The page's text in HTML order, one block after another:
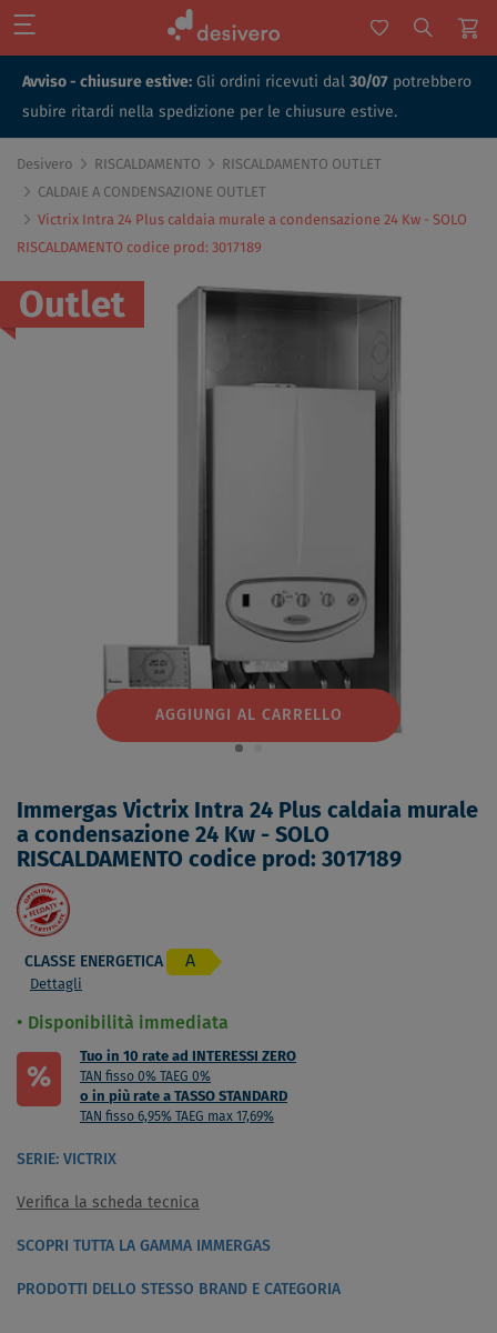
Avviso - chiusure estive: Gli ordini ricevuti dal 30/07 potrebbero
subire ritardi nella spedizione per le chiusure estive.
Desivero RISCALDAMENTO
RISCALDAMENTO OUTLET
CALDAIE A CONDENSAZIONE OUTLET
Victrix Intra 24 Plus caldaia murale a condensazione 24 Kw - SOLO
RISCALDAMENTO codice prod: 3017189
AGGIUNGI AL CARRELLO
Outlet
Immergas Victrix Intra 24 Plus caldaia murale
a condensazione 24 Kw - SOLO
RISCALDAMENTO codice prod: 3017189
CLASSE ENERGETICA A
Dettagli
Disponibilità immediata
%
Tuo in 10 rate ad INTERESSI ZERO
TAN fisso 0% TAEG 0%
o in più rate a TASSO STANDARD
TAN fisso 6,95% TAEG max 17,69%
SERIE: VICTRIX
Verifica la scheda tecnica
SCOPRI TUTTA LA GAMMA IMMERGAS
PRODOTTI DELLO STESSO BRAND E CATEGORIA